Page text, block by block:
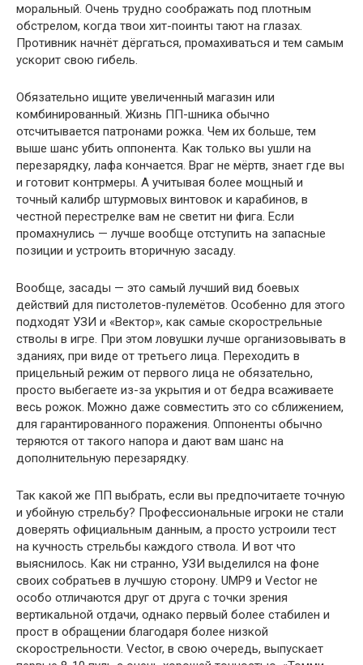
моральный. Очень трудно соображать под плотным
обстрелом, когда твои хит-поинты тают на глазах.
Противник начнёт дёргаться, промахиваться и тем самым
ускорит свою гибель.
Обязательно ищите увеличенный магазин или
комбинированный. Жизнь ПП-шника обычно
отсчитывается патронами рожка. Чем их больше, тем
выше шанс убить оппонента. Как только вы ушли на
перезарядку, лафа кончается. Враг не мёртв, знает где вы
и готовит контрмеры. А учитывая более мощный и
точный калибр штурмовых винтовок и карабинов, в
честной перестрелке вам не светит ни фига. Если
промахнулись — лучше вообще отступить на запасные
позиции и устроить вторичную засаду.
Вообще, засады — это самый лучший вид боевых
действий для пистолетов-пулемётов. Особенно для этого
подходят УЗИ и «Вектор», как самые скорострельные
стволы в игре. При этом ловушки лучше организовывать в
зданиях, при виде от третьего лица. Переходить в
прицельный режим от первого лица не обязательно,
просто выбегаете из-за укрытия и от бедра всаживаете
весь рожок. Можно даже совместить это со сближением,
для гарантированного поражения. Оппоненты обычно
теряются от такого напора и дают вам шанс на
дополнительную перезарядку.
Так какой же ПП выбрать, если вы предпочитаете точную
и убойную стрельбу? Профессиональные игроки не стали
доверять официальным данным, а просто устроили тест
на кучность стрельбы каждого ствола. И вот что
выяснилось. Как ни странно, УЗИ выделился на фоне
своих собратьев в лучшую сторону. UMP9 и Vector не
особо отличаются друг от друга с точки зрения
вертикальной отдачи, однако первый более стабилен и
прост в обращении благодаря более низкой
скорострельности. Vector, в свою очередь, выпускает